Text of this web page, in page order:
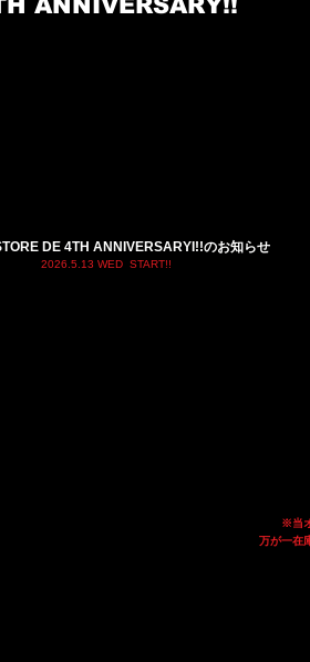
DE 4TH ANNIVERSARYI!!のお知らせ​
2026.5.13 WED START!!
​※当
万が一在